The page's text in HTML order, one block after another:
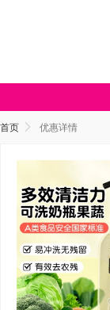
首页 优惠详情